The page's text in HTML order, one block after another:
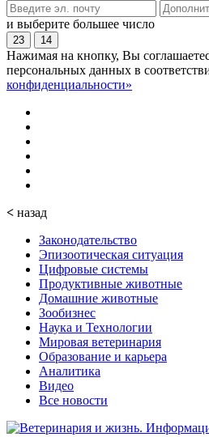
и выберите большее число
23 14
Нажимая на кнопку, Вы
персональных данных в
конфиденциальности»
< назад
Законодательство
Эпизоотическая ситуация
Цифровые системы
Продуктивные животные
Домашние животные
Зообизнес
Наука и Технологии
Мировая ветеринария
Образование и карьера
Аналитика
Видео
Все новости